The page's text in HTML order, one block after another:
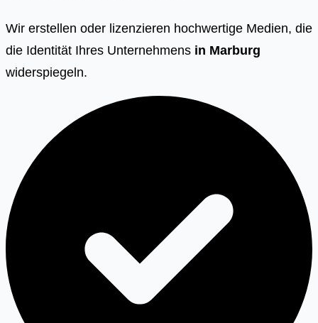
Wir erstellen oder lizenzieren hochwertige Medien, die
die Identität Ihres Unternehmens in Marburg
widerspiegeln.